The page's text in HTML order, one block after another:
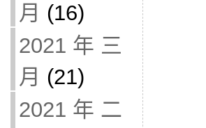
月 (16)
2021 年 三
月 (21)
2021 年 二